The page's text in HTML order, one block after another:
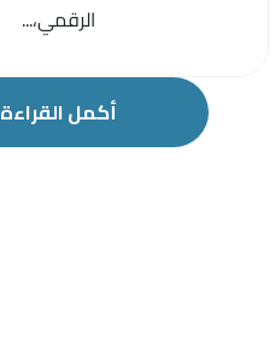
الرقمي،...
أكمل القراءة